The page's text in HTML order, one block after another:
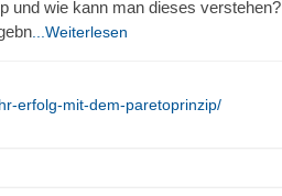
und wie kann man dieses verstehen?
...Weiterlesen
erfolg-mit-dem-paretoprinzip/